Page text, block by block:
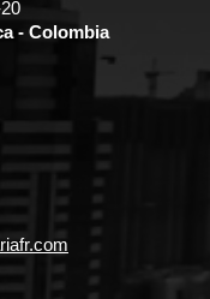
- Colombia